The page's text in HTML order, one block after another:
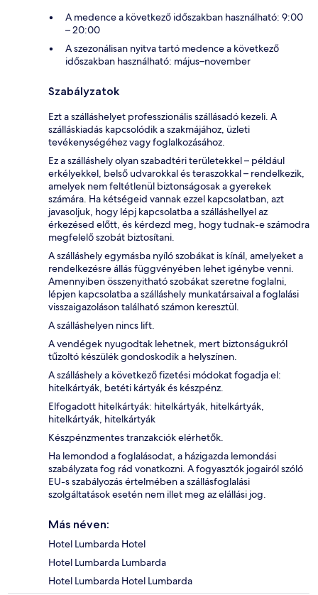
A medence a következő időszakban használható: 9:00
– 20:00
A szezonálisan nyitva tartó medence a következő
időszakban használható: május–november
Szabályzatok
Ezt a szálláshelyet professzionális szállásadó kezeli. A
szálláskiadás kapcsolódik a szakmájához, üzleti
tevékenységéhez vagy foglalkozásához.
Ez a szálláshely olyan szabadtéri területekkel – például
erkélyekkel, belső udvarokkal és teraszokkal – rendelkezik,
amelyek nem feltétlenül biztonságosak a gyerekek
számára. Ha kétségeid vannak ezzel kapcsolatban, azt
javasoljuk, hogy lépj kapcsolatba a szálláshellyel az
érkezésed előtt, és kérdezd meg, hogy tudnak-e számodra
megfelelő szobát biztosítani.
A szálláshely egymásba nyíló szobákat is kínál, amelyeket a
rendelkezésre állás függvényében lehet igénybe venni.
Amennyiben összenyitható szobákat szeretne foglalni,
lépjen kapcsolatba a szálláshely munkatársaival a foglalási
visszaigazoláson található számon keresztül.
A szálláshelyen nincs lift.
A vendégek nyugodtak lehetnek, mert biztonságukról
tűzoltó készülék gondoskodik a helyszínen.
A szálláshely a következő fizetési módokat fogadja el:
hitelkártyák, betéti kártyák és készpénz.
Elfogadott hitelkártyák: hitelkártyák, hitelkártyák,
hitelkártyák, hitelkártyák
Készpénzmentes tranzakciók elérhetők.
Ha lemondod a foglalásodat, a házigazda lemondási
szabályzata fog rád vonatkozni. A fogyasztók jogairól szóló
EU-s szabályozás értelmében a szállásfoglalási
szolgáltatások esetén nem illet meg az elállási jog.
Más néven:
Hotel Lumbarda Hotel
Hotel Lumbarda Lumbarda
Hotel Lumbarda Hotel Lumbarda